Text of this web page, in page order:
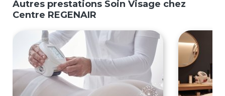
Autres prestations Soin Visage chez
Centre REGENAIR